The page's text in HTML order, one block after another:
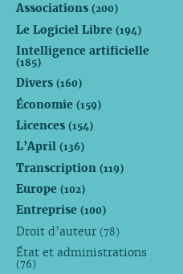
Associations (200)
Le Logiciel Libre (194)
Intelligence artificielle
(185)
Divers (160)
Économie (159)
Licences (154)
L’April (136)
Transcription (119)
Europe (102)
Entreprise (100)
Droit d’auteur (78)
État et administrations
(76)